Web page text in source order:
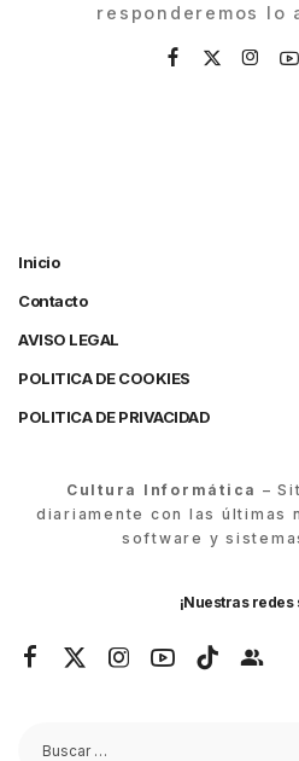
responderemos lo
Inicio
Contacto
AVISO LEGAL
POLITICA DE COOKIES
POLITICA DE PRIVACIDAD
Cultura Informática –
diariamente con las últimas
software y
¡Nuestras